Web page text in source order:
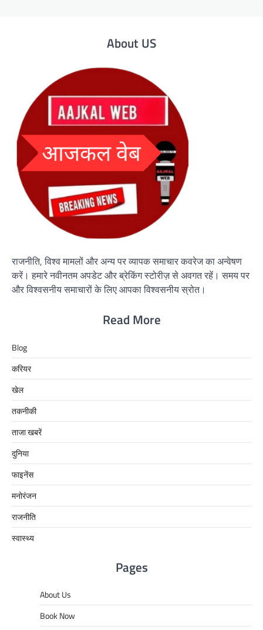
About US
राजनीति, विश्व मामलों और अन्य पर व्यापक समाचार कवरेज का अन्वेषण
करें। हमारे नवीनतम अपडेट और ब्रेकिंग स्टोरीज़ से अवगत रहें। समय पर
और विश्वसनीय समाचारों के लिए आपका विश्वसनीय स्रोत।
Read More
Blog
करियर
खेल
तकनीकी
ताजा खबरें
दुनिया
फाइनेंस
मनोरंजन
राजनीति
स्वास्थ्य
Pages
About Us
Book Now